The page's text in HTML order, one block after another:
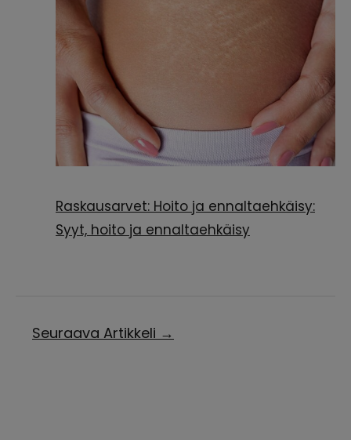
Raskausarvet: Hoito ja ennaltaehkäisy:
Syyt, hoito ja ennaltaehkäisy
Seuraava Artikkeli →